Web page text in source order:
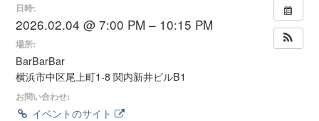
日時:
2026.02.04 @ 7:00 PM – 10:15 PM
場所:
BarBarBar
横浜市中区尾上町1-8 関内新井ビルB1
お問い合わせ:
イベントのサイト